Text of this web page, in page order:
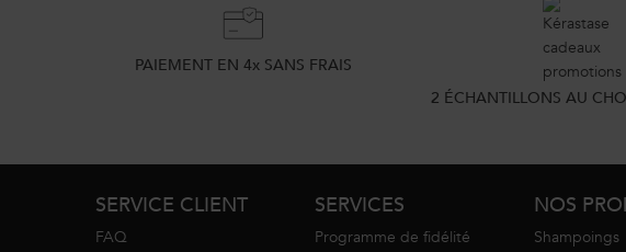
PAIEMENT EN 4x SANS FRAIS
2 ÉCHANTILLONS AU
SERVICE CLIENT
FAQ
SERVICES
Programme de fidélité
NOS
Shampoings